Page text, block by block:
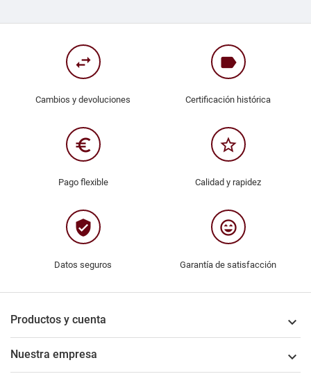
swap_horiz
Cambios y devoluciones
label
Certificación histórica
euro_symbol
Pago flexible
star_border
Calidad y rapidez
verified_user
Datos seguros
sentiment_very_satisfied
Garantía de satisfacción
Productos y cuenta 
Nuestra empresa 